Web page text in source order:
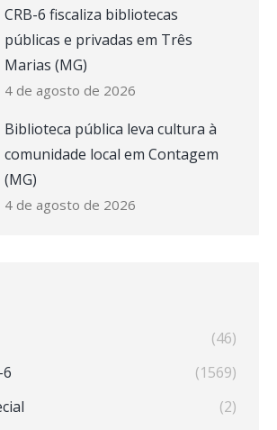
CRB-6 fiscaliza bibliotecas
públicas e privadas em Três
Marias (MG)
4 de agosto de 2026
Biblioteca pública leva cultura à
comunidade local em Contagem
(MG)
4 de agosto de 2026
(46)
(1569)
(2)